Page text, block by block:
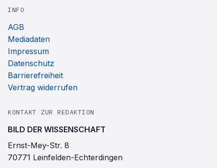
INFO
AGB
Mediadaten
Impressum
Datenschutz
Barrierefreiheit
Vertrag widerrufen
KONTAKT ZUR REDAKTION
BILD DER WISSENSCHAFT
Ernst-Mey-Str. 8
70771 Leinfelden-Echterdingen